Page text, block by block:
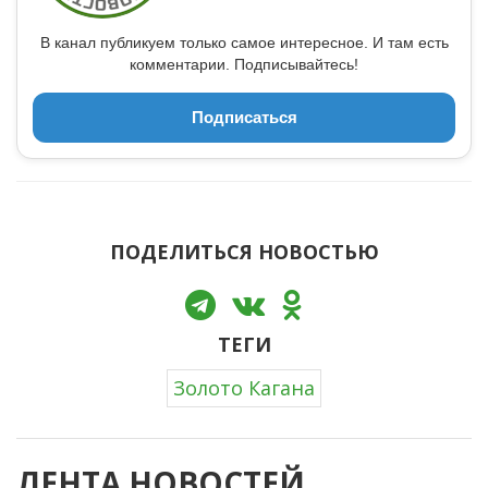
В канал публикуем только самое интересное. И там есть
комментарии. Подписывайтесь!
Подписаться
ПОДЕЛИТЬСЯ НОВОСТЬЮ
ТЕГИ
Золото Кагана